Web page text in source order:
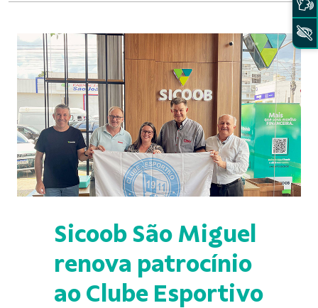
Sicoob São Miguel
renova patrocínio
ao Clube Esportivo